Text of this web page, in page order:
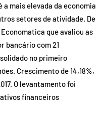
mais elevada da economia
setores de atividade. De
que avaliou as
bancário com 21
no primeiro
Crescimento de 14,18%,
O levantamento foi
financeiros